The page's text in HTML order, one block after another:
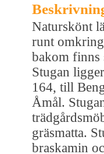
Naturskönt
runt
bakom finns
Stugan
164, till
Åmål.
gräsmatta.
braskamin